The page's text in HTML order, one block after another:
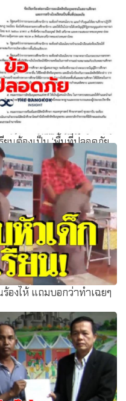
รียนต้องเป็น ‘พื้นที่ปลอดภัย
องไห้ แถมบอกว่าทำเฉยๆ